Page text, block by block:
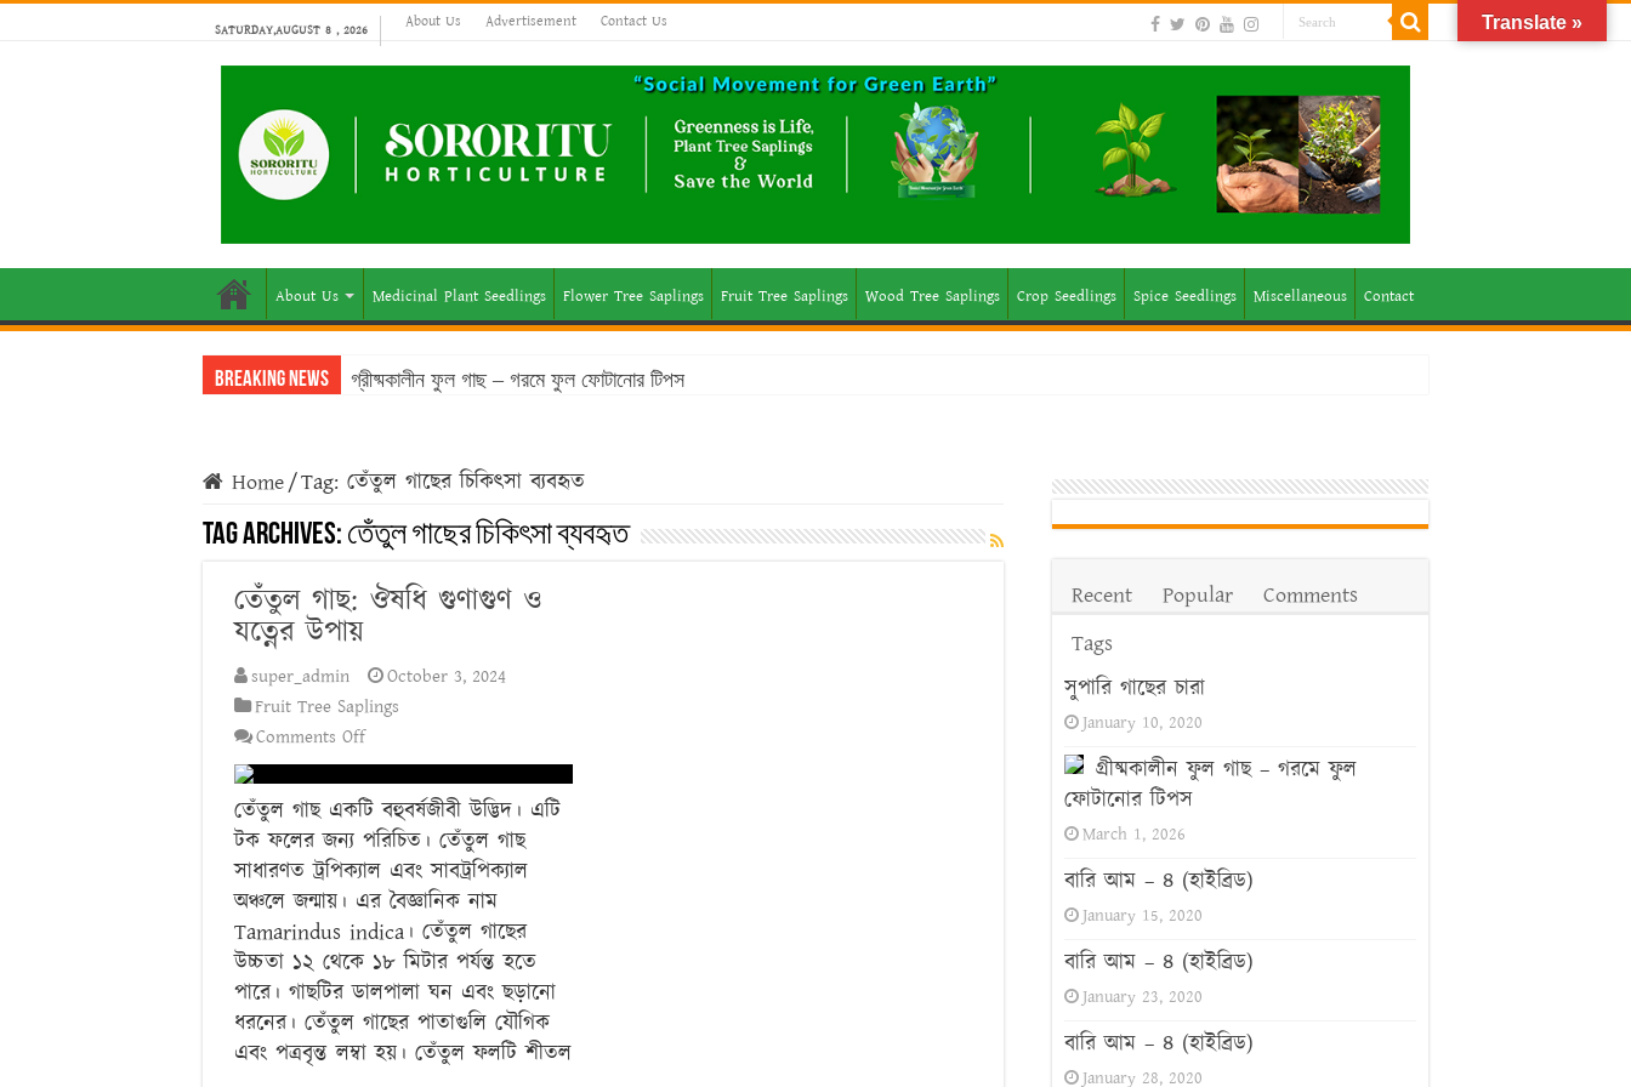
SATURDAY,AUGUST 8 , 2026 About Us Advertisement Contact Us
About Us Medicinal Plant Seedlings Flower Tree Saplings Fruit Tree Saplings Wood Tree Saplings Crop Seedlings Spice Seedlings Miscellaneous Contact
Breaking News গ্রীষ্মকালীন ফুল গাছ – গরমে ফুল ফোটানোর টিপস
Home/Tag: তেঁতুল গাছের চিকিৎসা ব্যবহৃত
Tag Archives: তেঁতুল গাছের চিকিৎসা ব্যবহৃত
তেঁতুল গাছ: ঔষধি গুণাগুণ ও
যত্নের উপায়
super_admin
October 3, 2024
Fruit Tree Saplings
Comments Offon
তেঁতুল
গাছ:
ঔষধি
গুণাগুণ
যত্নের
উপায়
তেঁতুল গাছ একটি বহুবর্ষজীবী উদ্ভিদ। এটি
টক ফলের জন্য পরিচিত। তেঁতুল গাছ
সাধারণত ট্রপিক্যাল এবং সাবট্রপিক্যাল
অঞ্চলে জন্মায়। এর বৈজ্ঞানিক নাম
Tamarindus indica। তেঁতুল গাছের
উচ্চতা ১২ থেকে ১৮ মিটার পর্যন্ত হতে
পারে। গাছটির ডালপালা ঘন এবং ছড়ানো
ধরনের। তেঁতুল গাছের পাতাগুলি যৌগিক
এবং পত্রবৃন্ত লম্বা হয়। তেঁতুল ফলটি শীতল
Recent Popular
Comments
Tags
সুপারি গাছের চারা
January 10, 2020
গ্রীষ্মকালীন ফুল গাছ – গরমে ফুল
ফোটানোর টিপস
March 1, 2026
বারি আম – ৪ (হাইব্রিড)
January 15, 2020
বারি আম – ৪ (হাইব্রিড)
January 23, 2020
বারি আম – ৪ (হাইব্রিড)
January 28, 2020
Translate »